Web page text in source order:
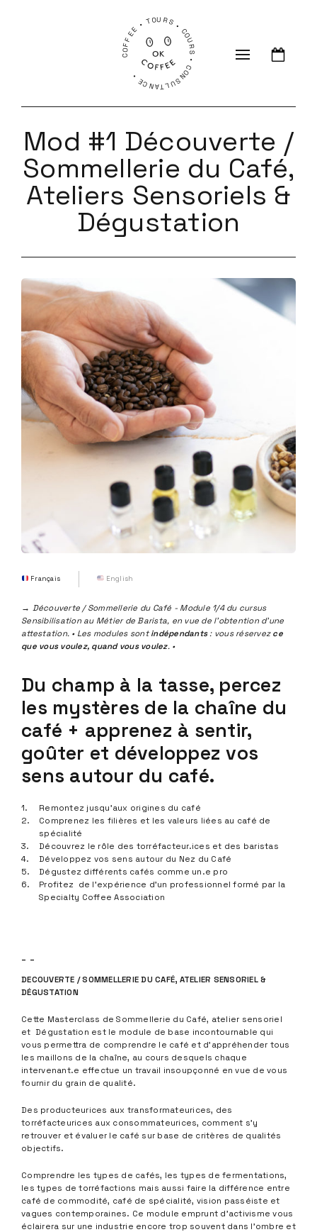
COFFEE • TOURS • COURS • CONSULTANCE •
Mod #1 Découverte /
Sommellerie du Café,
Ateliers Sensoriels &
Dégustation
Français English
→ Découverte / Sommellerie du Café - Module 1/4 du cursus
Sensibilisation au Métier de Barista, en vue de l'obtention d'une
attestation. • Les modules sont indépendants: vous réservez ce
que vous voulez, quand vous voulez. •
Du champ à la tasse, percez
les mystères de la chaîne du
café + apprenez à sentir,
goûter et développez vos
sens autour du café.
Remontez jusqu’aux origines du café
Comprenez les filières et les valeurs liées au café de
spécialité
Découvrez le rôle des torréfacteur.ices et des baristas
Développez vos sens autour du Nez du Café
Dégustez différents cafés comme un.e pro
Profitez de l’expérience d’un professionnel formé par la
Specialty Coffee Association
- -
DECOUVERTE / SOMMELLERIE DU CAFÉ, ATELIER SENSORIEL &
DÉGUSTATION
Cette Masterclass de Sommellerie du Café, atelier sensoriel
et Dégustation est le module de base incontournable qui
vous permettra de comprendre le café et d’appréhender tous
les maillons de la chaîne, au cours desquels chaque
intervenant.e effectue un travail insoupçonné en vue de vous
fournir du grain de qualité.
Des producteurices aux transformateurices, des
torréfacteurices aux consommateurices, comment s’y
retrouver et évaluer le café sur base de critères de qualités
objectifs.
Comprendre les types de cafés, les types de fermentations,
les types de torréfactions mais aussi faire la différence entre
café de commodité, café de spécialité, vision passéiste et
vagues contemporaines. Ce module emprunt d’activisme vous
éclairera sur une industrie encore trop souvent dans l’ombre et